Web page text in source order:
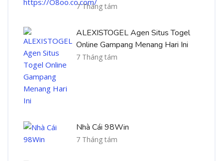
7 Tháng tám
ALEXISTOGEL Agen Situs Togel
Online Gampang Menang Hari Ini
7 Tháng tám
Nhà Cái 98Win
7 Tháng tám